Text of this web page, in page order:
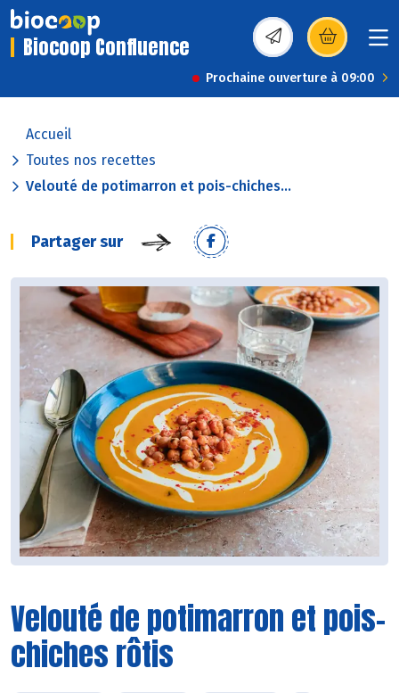
Biocoop Confluence (s’ouvre dans une
Prochaine ouverture à 09:00
Accueil
Toutes nos recettes
Velouté de potimarron et pois-chiches...
Partager sur
Velouté de potimarron et pois-
chiches rôtis